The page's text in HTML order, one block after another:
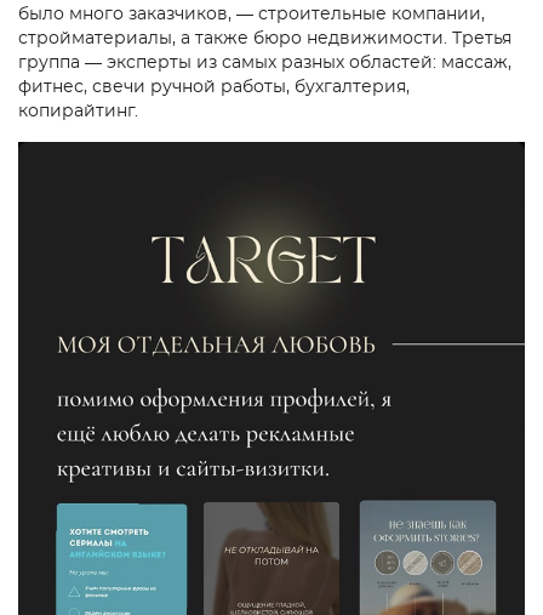
было много заказчиков, — строительные компании,
стройматериалы, а также бюро недвижимости. Третья
группа — эксперты из самых разных областей: массаж,
фитнес, свечи ручной работы, бухгалтерия,
копирайтинг.